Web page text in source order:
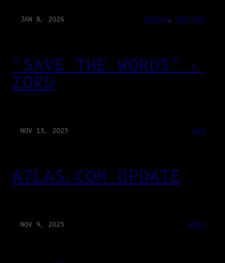
JAN 8, 2026 DESIGN, WEB-APP
“SAVE THE WORDS” :
ZORD
NOV 13, 2025 WEB
A7LAS.COM UPDATE
NOV 9, 2025 NEWS